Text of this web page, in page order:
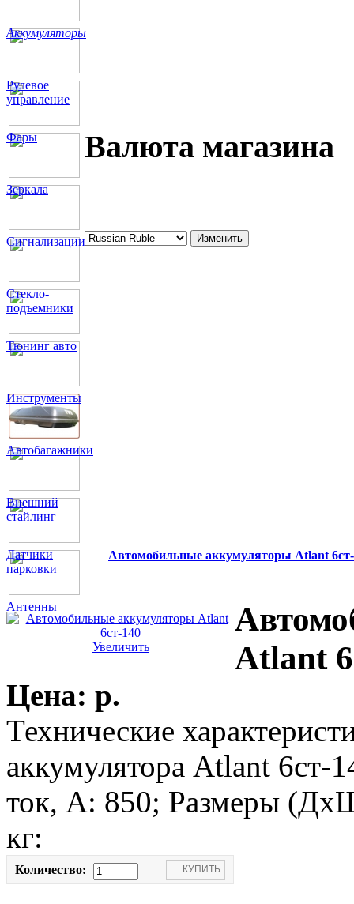
Аккумуляторы
Рулевое
управление
Фары
Зеркала
Сигнализации
Стекло-
подъемники
Тюнинг авто
Инструменты
Автобагажники
Внешний
стайлинг
Датчики
парковки
Антенны
Валюта магазина
Автомобильные аккумуляторы Atlant
Увеличить
Atlant
Цена: p.
Технические
аккумулятора Atlant
ток, A: 850; Размеры
кг:
Количество: